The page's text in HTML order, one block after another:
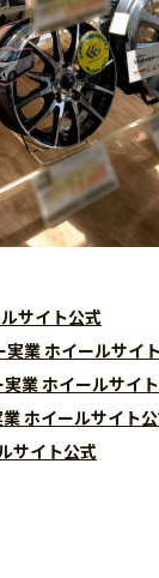
サイト公式
実業 ホイールサイ
業 ホイールサイ
ホイールサイト
サイト公式